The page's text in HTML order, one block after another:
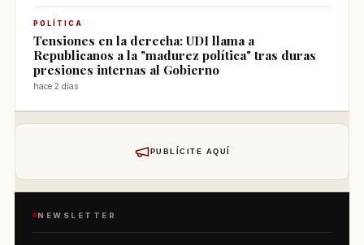
POLÍTICA
Tensiones en la derecha: UDI llama a
Republicanos a la "madurez política" tras duras
presiones internas al Gobierno
hace 2 días
PUBLÍCITE AQUÍ
NEWSLETTER